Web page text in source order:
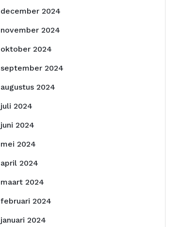
december 2024
november 2024
oktober 2024
september 2024
augustus 2024
juli 2024
juni 2024
mei 2024
april 2024
maart 2024
februari 2024
januari 2024